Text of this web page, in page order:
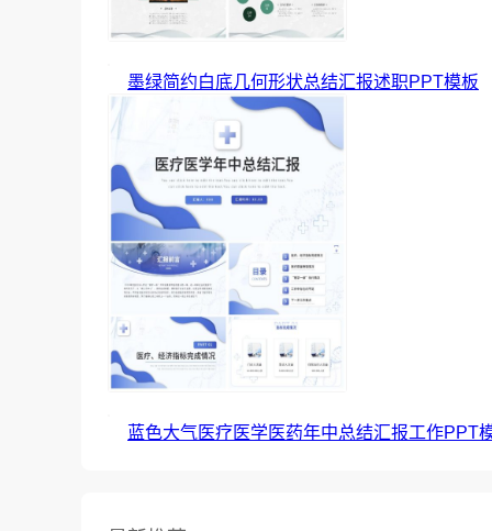
墨绿简约白底几何形状总结汇报述职PPT模板
蓝色大气医疗医学医药年中总结汇报工作PPT